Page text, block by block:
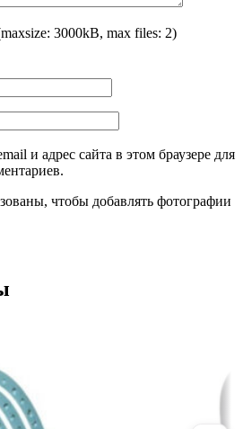
3000kB, max files: 2)
и адрес сайта в этом браузере для
чтобы добавлять фотографии